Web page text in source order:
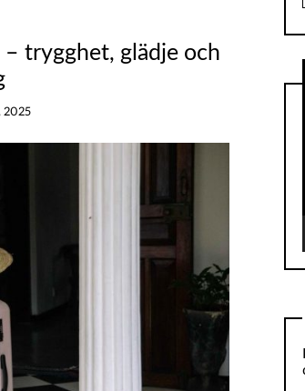
– trygghet, glädje och
2025